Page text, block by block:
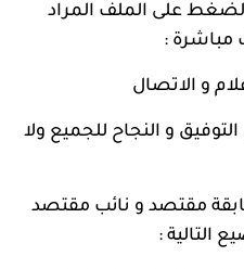
على الملف المراد
مباشرة :
و الاتصال
التوفيق و النجاح للجميع ولا
مقتصد و نائب مقتصد